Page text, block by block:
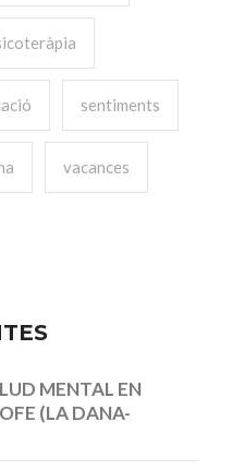
sentiments
vacances
MENTAL EN
(LA DANA-